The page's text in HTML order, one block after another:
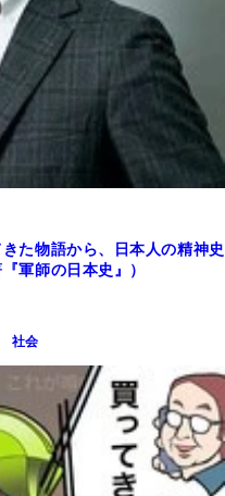
た物語から、日本人の精神史
軍師の日本史』）
社会